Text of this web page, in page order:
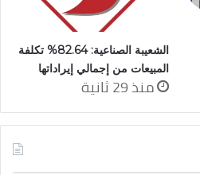
الشعيبة الصناعية: 82.64% تكلفة
المبيعات من إجمالي إيراداتها
منذ 29 ثانية